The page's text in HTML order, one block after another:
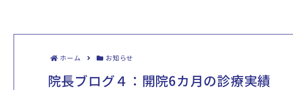
ホーム お知らせ
院長ブログ４：開院6カ月の診療実績